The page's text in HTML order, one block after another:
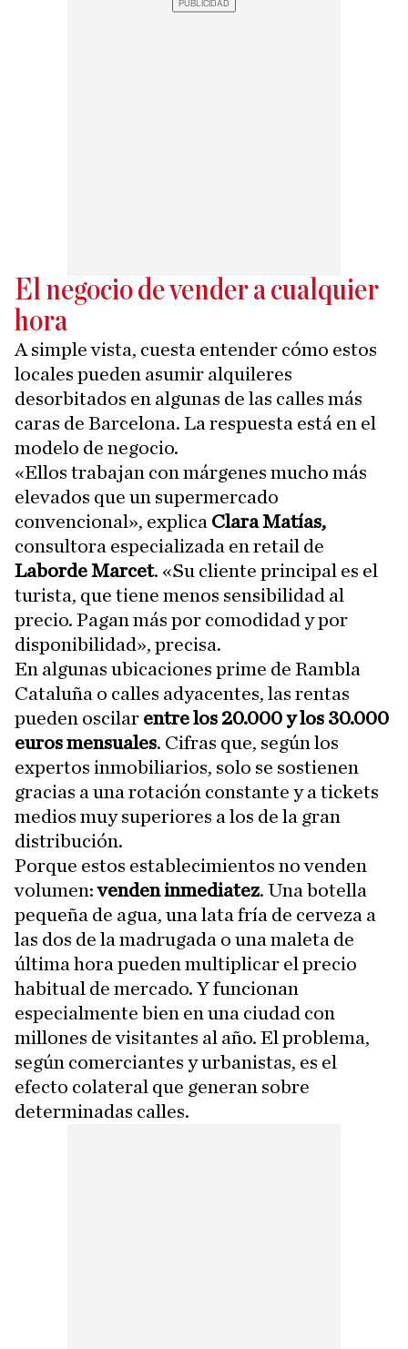
El negocio de vender a cualquier
hora
A simple vista, cuesta entender cómo estos
locales pueden asumir alquileres
desorbitados en algunas de las calles más
caras de Barcelona. La respuesta está en el
modelo de negocio.
«Ellos trabajan con márgenes mucho más
elevados que un supermercado
convencional», explica Clara Matías,
consultora especializada en retail de
Laborde Marcet. «Su cliente principal es el
turista, que tiene menos sensibilidad al
precio. Pagan más por comodidad y por
disponibilidad», precisa.
En algunas ubicaciones prime de Rambla
Cataluña o calles adyacentes, las rentas
pueden oscilar entre los 20.000 y los 30.000
euros mensuales. Cifras que, según los
expertos inmobiliarios, solo se sostienen
gracias a una rotación constante y a tickets
medios muy superiores a los de la gran
distribución.
Porque estos establecimientos no venden
volumen:venden inmediatez. Una botella
pequeña de agua, una lata fría de cerveza a
las dos de la madrugada o una maleta de
última hora pueden multiplicar el precio
habitual de mercado. Y funcionan
especialmente bien en una ciudad con
millones de visitantes al año. El problema,
según comerciantes y urbanistas, es el
efecto colateral que generan sobre
determinadas calles.